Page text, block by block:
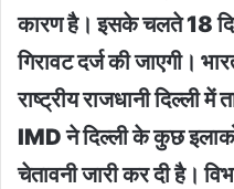
कारण है। इसके चलते 18
गिरावट दर्ज की जाएगी।
राष्ट्रीय राजधानी दिल्ली में
IMD ने दिल्ली के कुछ
चेतावनी जारी कर दी है।